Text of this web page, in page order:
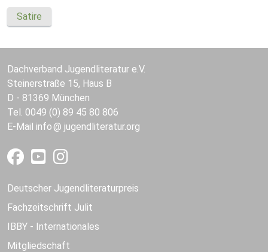
Satire
Dachverband Jugendliteratur e.V.
Steinerstraße 15, Haus B
D - 81369 München
Tel. 0049 (0) 89 45 80 806
E-Mail info jugendliteratur.org
Deutscher Jugendliteraturpreis
Fachzeitschrift Julit
IBBY - Internationales
Mitgliedschaft